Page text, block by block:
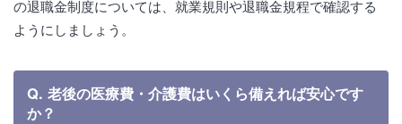
の退職金制度については、就業規則や退職金規程で確認する
ようにしましょう。
Q. 老後の医療費・介護費はいくら備えれば安心です
か？